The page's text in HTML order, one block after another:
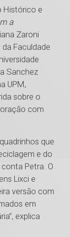
Histórico e
a
Zaroni
da Faculdade
Sanchez
UPM,
sobre o
com
que
e do
Petra. O
Lixci e
versão com
em
explica